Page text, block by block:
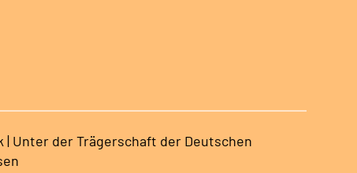
Unter der Trägerschaft der Deutschen